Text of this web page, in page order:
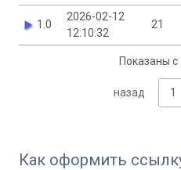
1.0
2026-02-12
12:10:32
21
Показаны с
назад 1
Как оформить